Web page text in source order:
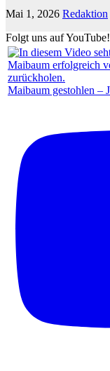
Mai 1, 2026 Redaktion
Folgt uns auf YouTube!
Maibaum gestohlen –